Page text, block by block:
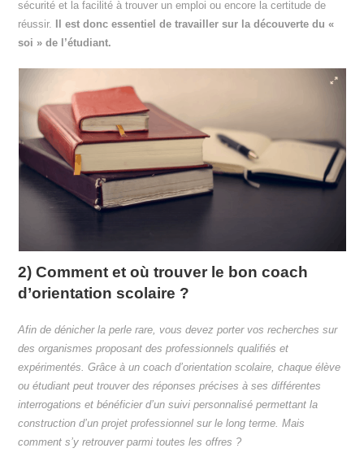
sécurité et la facilité à trouver un emploi ou encore la certitude de
réussir. Il est donc essentiel de travailler sur la découverte du «
soi » de l’étudiant.
2) Comment et où trouver le bon coach
d’orientation scolaire ?
Afin de dénicher la perle rare, vous devez porter vos recherches sur
des organismes proposant des professionnels qualifiés et
expérimentés. Grâce à un coach d’orientation scolaire, chaque élève
ou étudiant peut trouver des réponses précises à ses différentes
interrogations et bénéficier d’un suivi personnalisé permettant la
construction d’un projet professionnel sur le long terme. Mais
comment s’y retrouver parmi toutes les offres ?